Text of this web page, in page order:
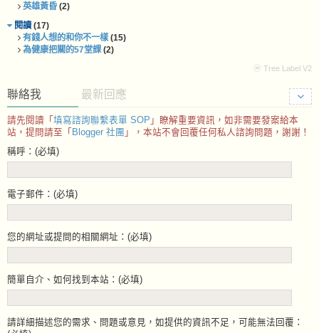
英雄黃昏 (2)
閱讀 (17)
有錢人想的和你不一樣(15)
為健康把關的57堂課(2)
ⓦ Tree Label V2
聯絡我 最新回應
請先閱讀「 填寫諮詢聯繫表單 SOP 」瞭解重要資訊，如非需要發案給本
站，提問請至「 Blogger 社團 」，本站不會回覆任何私人諮詢問題，謝謝！
稱呼：(必填)
電子郵件：(必填)
您的網址或提問的相關網址：(必填)
簡單自介、如何找到本站：(必填)
請詳細描述您的需求、問題或意見，如提供的資訊不足，可能無法回覆：